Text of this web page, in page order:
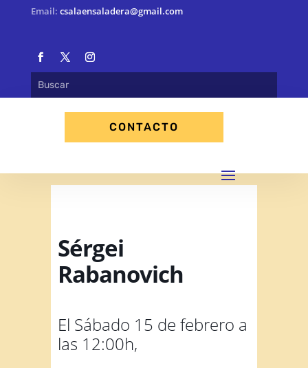
Email: csalaensaladera@gmail.com
CONTACTO
Sérgei
Rabanovich
El Sábado 15 de febrero a
las 12:00h,